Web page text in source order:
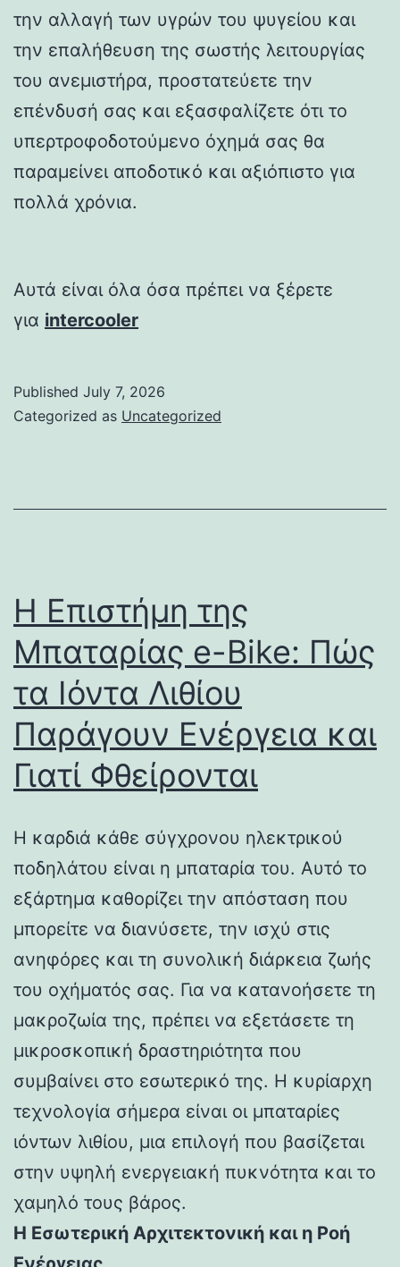
την αλλαγή των υγρών του ψυγείου και
την επαλήθευση της σωστής λειτουργίας
του ανεμιστήρα, προστατεύετε την
επένδυσή σας και εξασφαλίζετε ότι το
υπερτροφοδοτούμενο όχημά σας θα
παραμείνει αποδοτικό και αξιόπιστο για
πολλά χρόνια.
Αυτά είναι όλα όσα πρέπει να ξέρετε
για intercooler
Published July 7, 2026
Categorized as Uncategorized
Η Επιστήμη της
Μπαταρίας e-Bike: Πώς
τα Ιόντα Λιθίου
Παράγουν Ενέργεια και
Γιατί Φθείρονται
Η καρδιά κάθε σύγχρονου ηλεκτρικού
ποδηλάτου είναι η μπαταρία του. Αυτό το
εξάρτημα καθορίζει την απόσταση που
μπορείτε να διανύσετε, την ισχύ στις
ανηφόρες και τη συνολική διάρκεια ζωής
του οχήματός σας. Για να κατανοήσετε τη
μακροζωία της, πρέπει να εξετάσετε τη
μικροσκοπική δραστηριότητα που
συμβαίνει στο εσωτερικό της. Η κυρίαρχη
τεχνολογία σήμερα είναι οι μπαταρίες
ιόντων λιθίου, μια επιλογή που βασίζεται
στην υψηλή ενεργειακή πυκνότητα και το
χαμηλό τους βάρος.
Η Εσωτερική Αρχιτεκτονική και η Ροή